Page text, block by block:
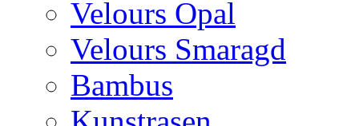
Velours Opal
Velours Smaragd
Bambus